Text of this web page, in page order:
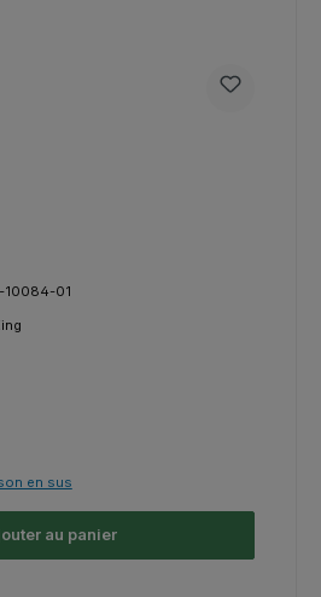
10084-01
en sus
au panier